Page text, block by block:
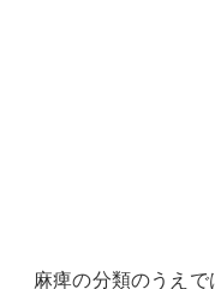
麻痺の分類のうえ